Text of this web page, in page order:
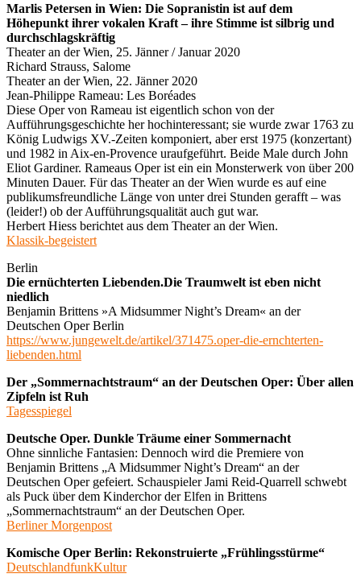
Marlis Petersen in Wien: Die Sopranistin ist auf dem
Höhepunkt ihrer vokalen Kraft – ihre Stimme ist silbrig und
durchschlagskräftig
Theater an der Wien, 25. Jänner / Januar 2020
Richard Strauss, Salome
Theater an der Wien, 22. Jänner 2020
Jean-Philippe Rameau: Les Boréades
Diese Oper von Rameau ist eigentlich schon von der
Aufführungsgeschichte her hochinteressant; sie wurde zwar 1763 zu
König Ludwigs XV.-Zeiten komponiert, aber erst 1975 (konzertant)
und 1982 in Aix-en-Provence uraufgeführt. Beide Male durch John
Eliot Gardiner. Rameaus Oper ist ein ein Monsterwerk von über 200
Minuten Dauer. Für das Theater an der Wien wurde es auf eine
publikumsfreundliche Länge von unter drei Stunden gerafft – was
(leider!) ob der Aufführungsqualität auch gut war.
Herbert Hiess berichtet aus dem Theater an der Wien.
Klassik-begeistert
Berlin
Die ernüchterten Liebenden.Die Traumwelt ist eben nicht
niedlich
Benjamin Brittens »A Midsummer Night’s Dream« an der
Deutschen Oper Berlin
https://www.jungewelt.de/artikel/371475.oper-die-ernchterten-
liebenden.html
Der „Sommernachtstraum“ an der Deutschen Oper: Über allen
Zipfeln ist Ruh
Tagesspiegel
Deutsche Oper. Dunkle Träume einer Sommernacht
Ohne sinnliche Fantasien: Dennoch wird die Premiere von
Benjamin Brittens „A Midsummer Night’s Dream“ an der
Deutschen Oper gefeiert. Schauspieler Jami Reid-Quarrell schwebt
als Puck über dem Kinderchor der Elfen in Brittens
„Sommernachtstraum“ an der Deutschen Oper.
Berliner Morgenpost
Komische Oper Berlin: Rekonstruierte „Frühlingsstürme“
DeutschlandfunkKultur